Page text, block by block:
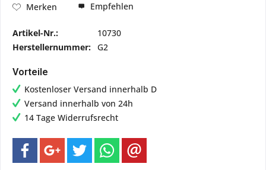
Merken Empfehlen
Artikel-Nr.:
10730
Herstellernummer: G2
Vorteile
Kostenloser Versand innerhalb D
Versand innerhalb von 24h
14 Tage Widerrufsrecht